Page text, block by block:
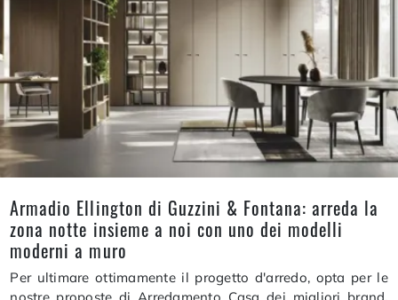
Armadio Ellington di Guzzini & Fontana: arreda la
zona notte insieme a noi con uno dei modelli
moderni a muro
Per ultimare ottimamente il progetto d'arredo, opta per le